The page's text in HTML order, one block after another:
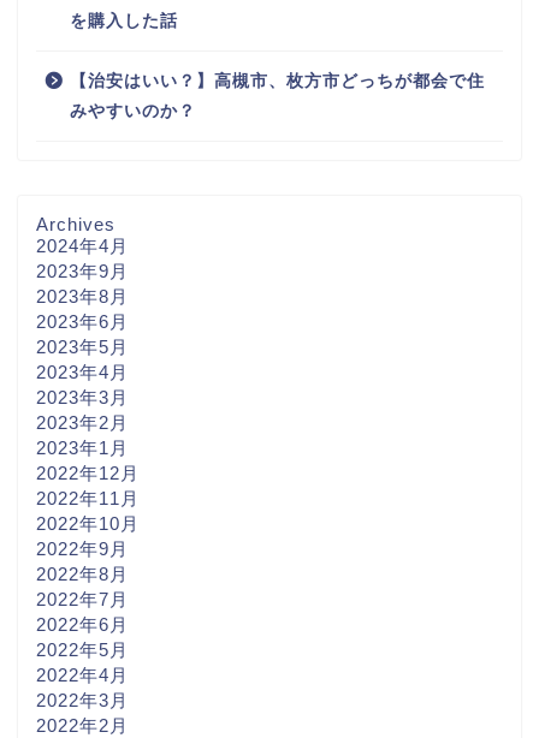
を購入した話
【治安はいい？】高槻市、枚方市どっちが都会で住
みやすいのか？
Archives
2024年4月
2023年9月
2023年8月
2023年6月
2023年5月
2023年4月
2023年3月
2023年2月
2023年1月
2022年12月
2022年11月
2022年10月
2022年9月
2022年8月
2022年7月
2022年6月
2022年5月
2022年4月
2022年3月
2022年2月